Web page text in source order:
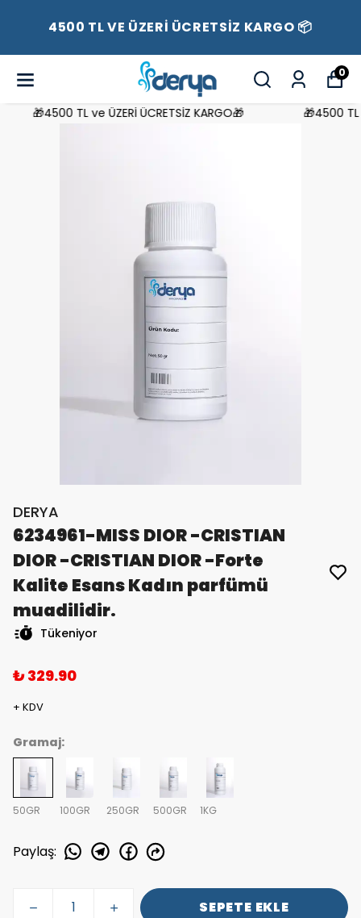
4500 TL VE ÜZERİ ÜCRETSİZ KARGO 📦
0
🎁4500 TL ve ÜZERİ ÜCRETSİZ KARGO🎁 🎁4500 TL
DERYA
6234961-MISS DIOR -CRISTIAN
DIOR -CRISTIAN DIOR -Forte
Kalite Esans Kadın parfümü
muadilidir.
Tükeniyor
₺ 329.90
+ KDV
Gramaj:
50GR 100GR 250GR 500GR 1KG
Paylaş:
SEPETE EKLE